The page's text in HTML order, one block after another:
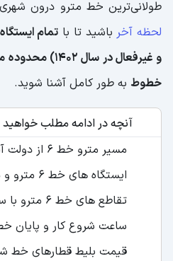
طولانی‌ترین خط مترو درون
لحظه آخر باشید تا با
و غیرفعال در سال
خطوط به طور کامل آشنا شوید.
آنچه در ادامه مطلب خواهید
مسیر مترو خط 6 از دولت آباد تا کوهسار
ایستگاه های خط 6 مترو و محدوده آن
تقاطع های خط 6 مترو با سایر خطوط
ساعت شروع کار و پایان
قیمت بلیط قطارهای خط